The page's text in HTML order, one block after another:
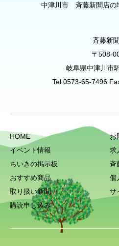
中津川市 斉藤新聞店の
斉藤新
〒508-
岐阜県中津川市
Tel:0573-65-7496
HOME
イベント情報
ちいきの掲示板
おすすめ商品
取り扱い新聞
購読申し込み
お
求
斉
個
サ